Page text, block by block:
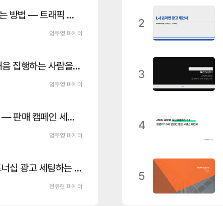
메타 광고로 사이트 방문자 늘리는 방법 — 트래픽 캠페인 세팅 가이드
임두영 마케터
네이버 파워링크 세팅 방법 — 처음 집행하는 사람을 위한 단계별 가이드
임두영 마케터
메타 광고로 상품 판매하는 방법 — 판매 캠페인 세팅 가이드
임두영 마케터
메타(인스타그램/페이스북) 파트너십 광고 세팅하는 법 이거만 보세요!
전유현 마케터
2
3
4
5